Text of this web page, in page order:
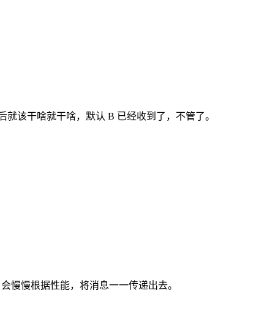
该干啥就干啥，默认 B 已经收到了，不管了。
慢慢根据性能，将消息一一传递出去。